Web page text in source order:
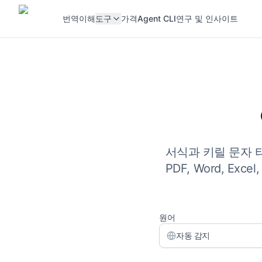
번역이해 도구 가격Agent CLI연구 및 인사이트
서식과 키릴 문자
PDF, Word,
원어
자동 감지